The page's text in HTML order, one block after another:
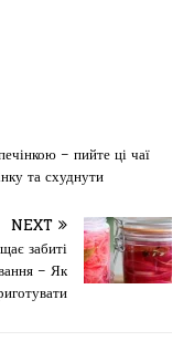
– пийте ці чаї
та схуднути
NEXT
забиті
– Як